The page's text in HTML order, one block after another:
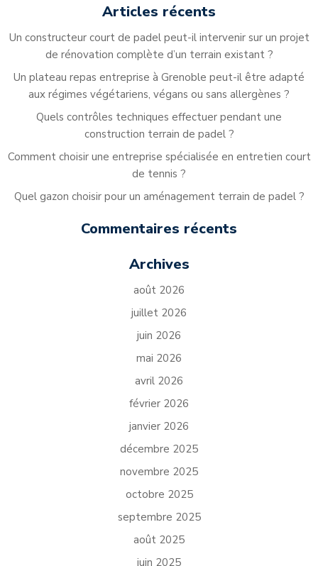
Articles récents
Un constructeur court de padel peut-il intervenir sur un projet
de rénovation complète d’un terrain existant ?
Un plateau repas entreprise à Grenoble peut-il être adapté
aux régimes végétariens, végans ou sans allergènes ?
Quels contrôles techniques effectuer pendant une
construction terrain de padel ?
Comment choisir une entreprise spécialisée en entretien court
de tennis ?
Quel gazon choisir pour un aménagement terrain de padel ?
Commentaires récents
Archives
août 2026
juillet 2026
juin 2026
mai 2026
avril 2026
février 2026
janvier 2026
décembre 2025
novembre 2025
octobre 2025
septembre 2025
août 2025
juin 2025